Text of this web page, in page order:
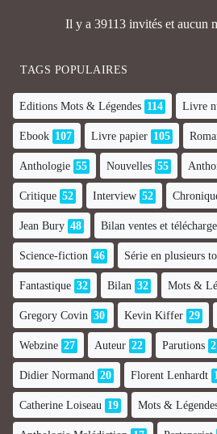
Il y a 39113 invités et aucun
TAGS POPULAIRES
Editions Mots & Légendes 114 Livre
Ebook 107 Livre papier 105
Anthologie 55 Nouvelles 55
Critique 52 Interview 52
Jean Bury 48 Bilan ventes et
Science-fiction 46 Série en plusieurs
Fantastique 32 Bilan 32 Mots &
Gregory Covin 30 Kevin Kiffer 29
Webzine 27 Auteur 22 Parutions
Didier Normand 20 Florent Lenhardt
Catherine Loiseau 19 Mots &